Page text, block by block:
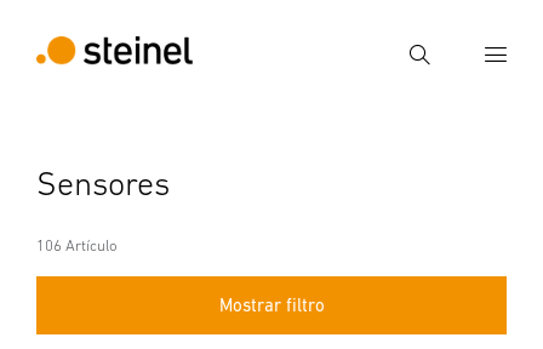
Búsqueda
Búsqueda
Sensores
106 Artículo
Mostrar filtro